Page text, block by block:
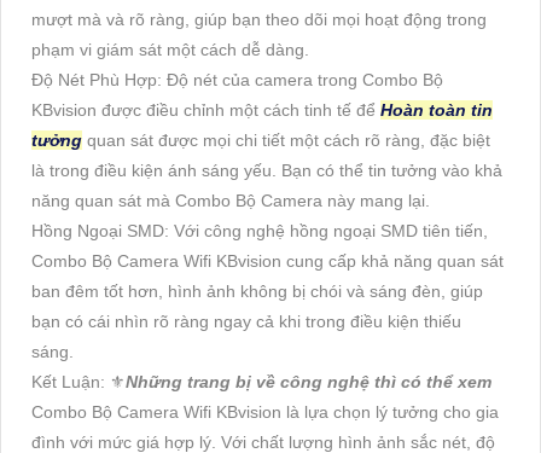
mượt mà và rõ ràng, giúp bạn theo dõi mọi hoạt động trong
phạm vi giám sát một cách dễ dàng.
Độ Nét Phù Hợp: Độ nét của camera trong Combo Bộ
KBvision được điều chỉnh một cách tinh tế để Hoàn toàn tin
tưởng quan sát được mọi chi tiết một cách rõ ràng, đặc biệt
là trong điều kiện ánh sáng yếu. Bạn có thể tin tưởng vào khả
năng quan sát mà Combo Bộ Camera này mang lại.
Hồng Ngoại SMD: Với công nghệ hồng ngoại SMD tiên tiến,
Combo Bộ Camera Wifi KBvision cung cấp khả năng quan sát
ban đêm tốt hơn, hình ảnh không bị chói và sáng đèn, giúp
bạn có cái nhìn rõ ràng ngay cả khi trong điều kiện thiếu
sáng.
Kết Luận: ⚜️Những trang bị về công nghệ thì có thể xem
Combo Bộ Camera Wifi KBvision là lựa chọn lý tưởng cho gia
đình với mức giá hợp lý. Với chất lượng hình ảnh sắc nét, độ